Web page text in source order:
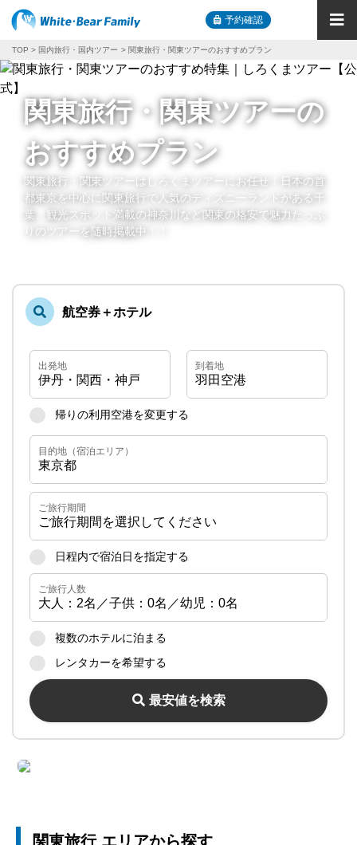
予約確認
月～金曜日 10:00～17:00
土・日・祝日 休業
TOP 国内旅行・国内ツアー 関東旅行・関東ツアーのおすすめプラン
関東旅行・関東ツアーの
おすすめプラン
関東旅行・関東ツアーはしろくまツアーにお任せ！日本の首
都東京を中心に関東旅行で人気のディズニーランドがある千
葉、観光スポット満載の神奈川など関東の格安で魅力たっぷ
りのツアーを随時掲載中！！
航空券＋ホテル
帰りの利用空港を変更する
日程内で宿泊日を指定する
複数のホテルに泊まる
レンタカーを希望する
最安値を検索
関東旅行 エリアから探す